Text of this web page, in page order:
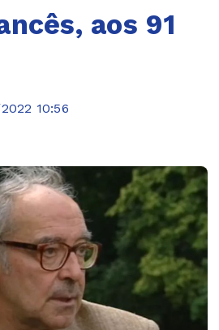
aos 91
10:56